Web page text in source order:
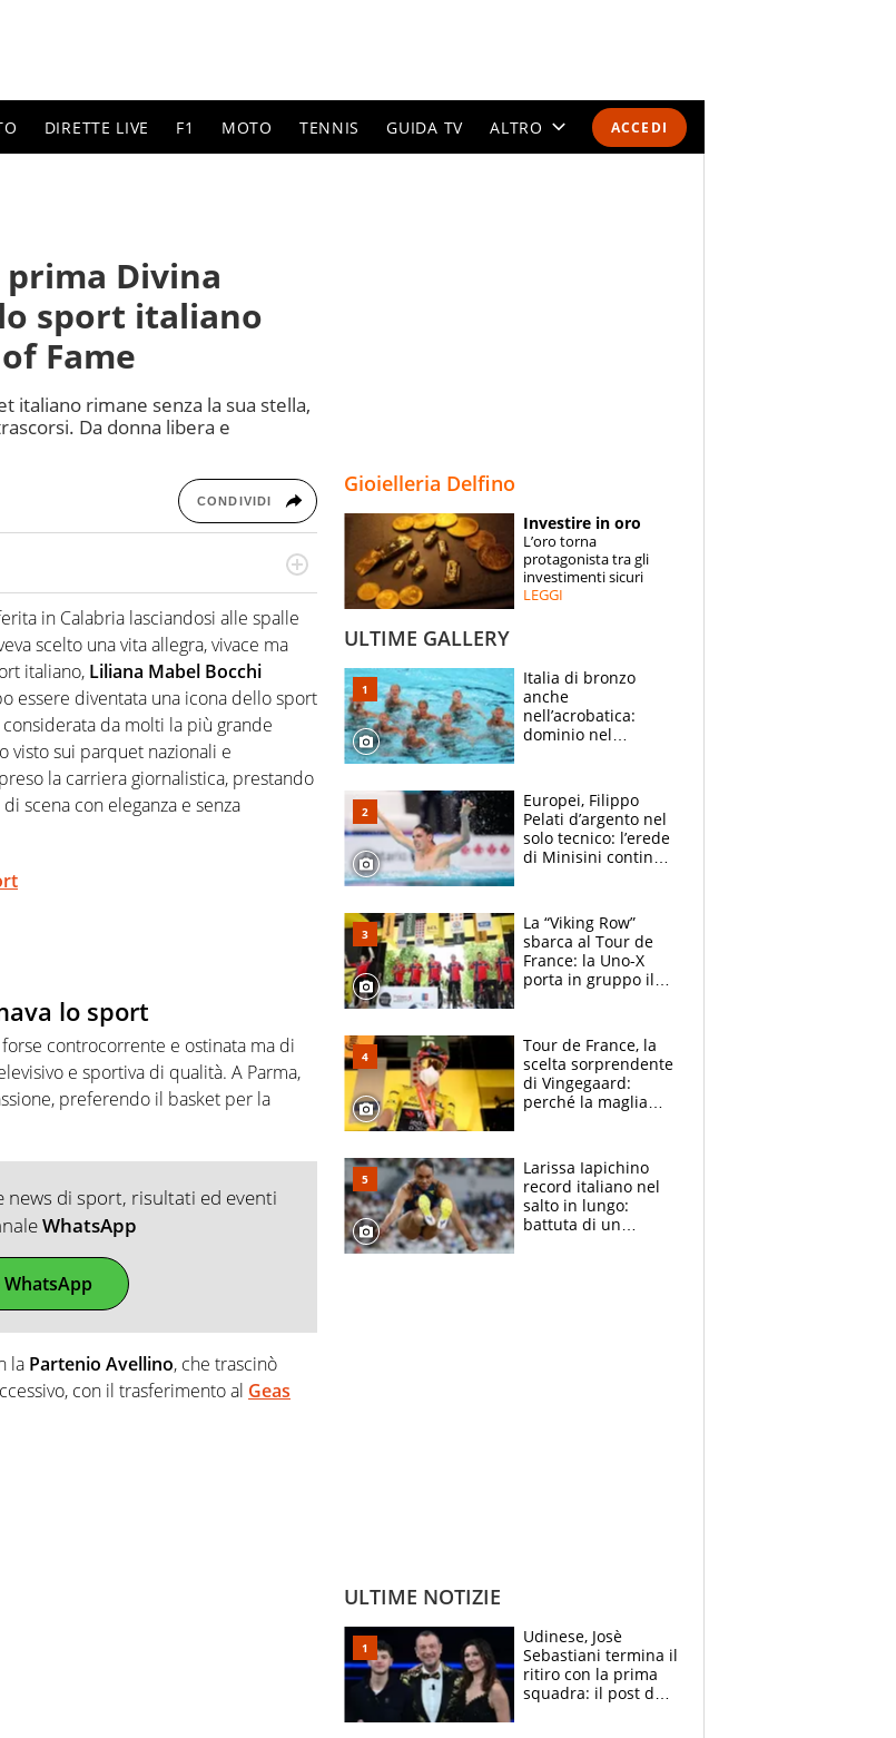
ACCEDI
DIRETTE LIVE F1 MOTO TENNIS GUIDA TV ALTRO
SPECIALI
ESPERTI
Divina
sport italiano
Fame
italiano rimane senza la sua stella,
Da donna libera e
CONDIVIDI
curiosità personale e necessità:
concedendosi innocenti evasioni
ala destra, oggi si sente a suo agio nel
migliori 5 calciatori di sempre.
in Calabria lasciandosi alle spalle
scelto una vita allegra, vivace ma
italiano, Liliana Mabel Bocchi
essere diventata una icona dello sport
considerata da molti la più grande
visto sui parquet nazionali e
la carriera giornalistica, prestando
scena con eleganza e senza
lo sport
controcorrente e ostinata ma di
e sportiva di qualità. A Parma,
preferendo il basket per la
di sport, risultati ed eventi
WhatsApp
WhatsApp
la Partenio Avellino, che trascinò
con il trasferimento al Geas
Gioielleria Delfino
Investire in oro
L’oro torna
protagonista tra gli
investimenti sicuri
LEGGI
ULTIME GALLERY
Italia di bronzo
anche
nell’acrobatica:
dominio nel
e compagni
continuare
Europei, Filippo
Pelati d’argento nel
solo tecnico: l’erede
di Minisini continua
mirino
La “Viking Row”
sbarca al Tour de
France: la Uno-X
porta in gruppo il
compagni
Tour de France, la
scelta sorprendente
di Vingegaard:
perché la maglia
rischio da evitare
Larissa Iapichino
record italiano nel
salto in lungo:
battuta di un
ULTIME NOTIZIE
Udinese, Josè
Sebastiani termina il
ritiro con la prima
squadra: il post del